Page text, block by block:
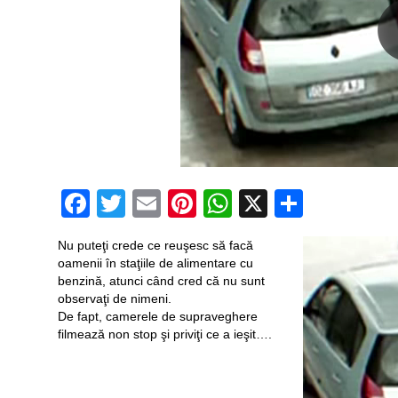
Facebook
Twitter
EmailPinterest
WhatsApp
X
Nu puteţi crede ce reuşesc să facă
oamenii în staţiile de alimentare cu
benzină, atunci când cred că nu sunt
observaţi de nimeni.
De fapt, camerele de supraveghere
filmează non stop şi priviţi ce a ieşit….